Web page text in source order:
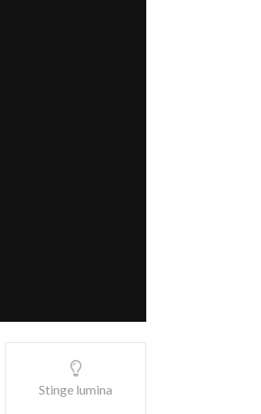
Stinge lumina